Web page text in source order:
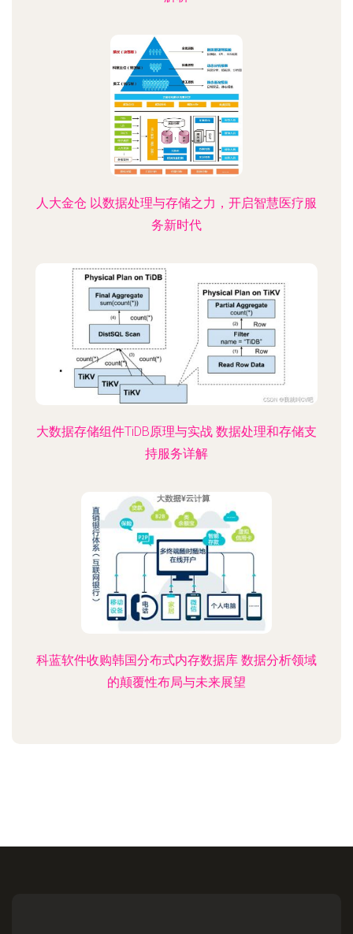
人大金仓 以数据处理与存储之力，开启智慧医疗服
务新时代
大数据存储组件TiDB原理与实战 数据处理和存储支
持服务详解
科蓝软件收购韩国分布式内存数据库 数据分析领域
的颠覆性布局与未来展望